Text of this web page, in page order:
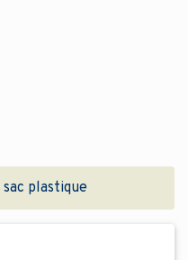
sac plastique